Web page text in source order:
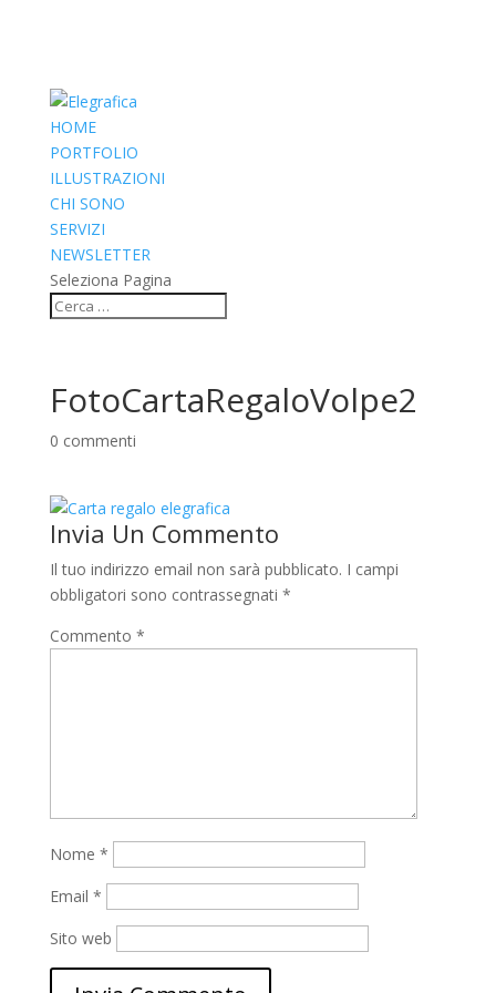
HOME
PORTFOLIO
ILLUSTRAZIONI
CHI SONO
SERVIZI
NEWSLETTER
Seleziona Pagina
FotoCartaRegaloVolpe2
0 commenti
Invia Un Commento
Il tuo indirizzo email non sarà pubblicato. I campi
obbligatori sono contrassegnati *
Commento *
Nome *
Email *
Sito web